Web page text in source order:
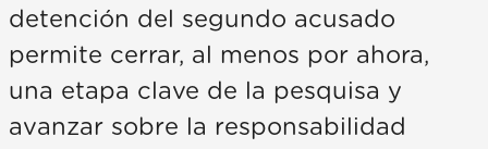
detención del segundo acusado
permite cerrar, al menos por ahora,
una etapa clave de la pesquisa y
avanzar sobre la responsabilidad